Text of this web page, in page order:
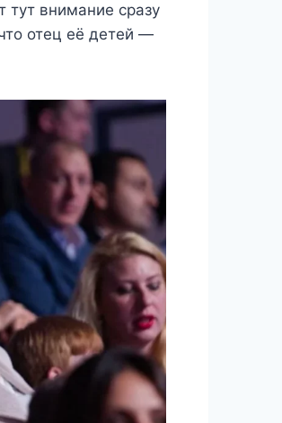
внимание сразу
отец её детей —